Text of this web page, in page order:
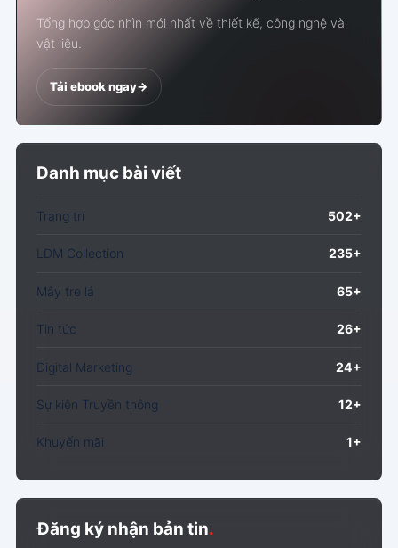
Tổng hợp góc nhìn mới nhất về thiết kế, công nghệ và
vật liệu.
Tải ebook ngay->
Danh mục bài viết
Trang trí 502+
LDM Collection 235+
Mây tre lá 65+
Tin tức 26+
Digital Marketing 24+
Sự kiện Truyền thông 12+
Khuyến mãi 1+
Đăng ký nhận bản tin.